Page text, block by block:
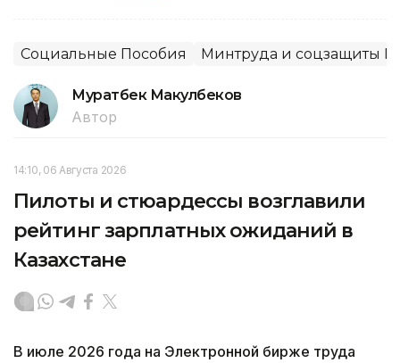
Социальные Пособия Минтруда и соцзащиты
Муратбек Макулбеков
Автор
14:10, 06 Августа 2026
Пилоты и стюардессы возглавили
рейтинг зарплатных ожиданий в
Казахстане
В июле 2026 года на Электронной бирже труда